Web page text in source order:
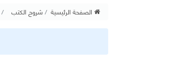
الصفحة الرئيسية شروح الكتب